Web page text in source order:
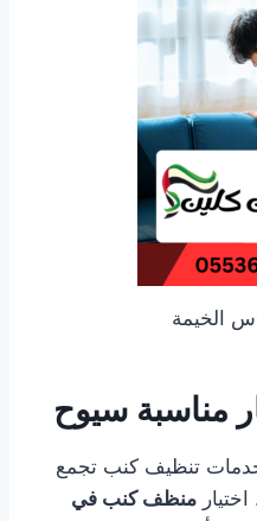
الخيمة
مناسبة سيوح
خدمات تنظيف كنب تجمع
منظف كنب في